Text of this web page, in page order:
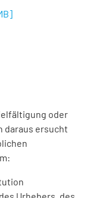
]
oder
daraus ersucht